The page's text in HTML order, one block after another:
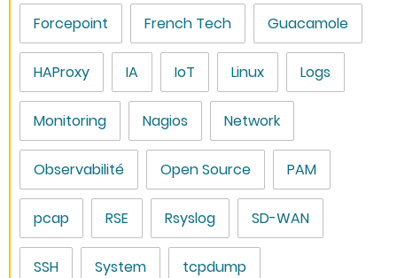
Forcepoint French Tech Guacamole
HAProxy IA IoT Linux Logs
Monitoring Nagios Network
Observabilité Open Source PAM
pcap RSE Rsyslog SD-WAN
SSH System tcpdump